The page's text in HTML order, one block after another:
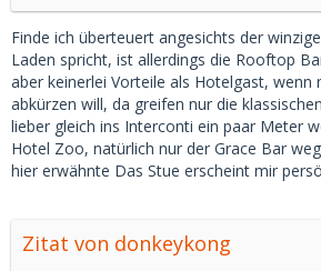
Finde ich überteuert angesichts der
Laden spricht, ist allerdings die Rooftop
aber keinerlei Vorteile als Hotelgast, wenn
abkürzen will, da greifen nur die
lieber gleich ins Interconti ein paar Meter
Hotel Zoo, natürlich nur der Grace Bar
hier erwähnte Das Stue erscheint mir
Zitat von donkeykong